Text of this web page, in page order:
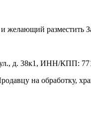
разместить
д. 38к1, ИНН/КПП:
на обработку,